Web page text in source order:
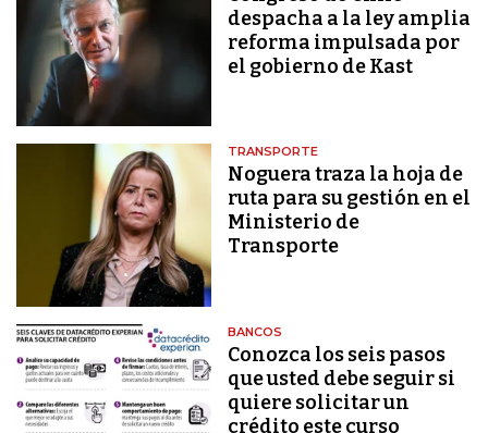
despacha a la ley amplia
reforma impulsada por
el gobierno de Kast
TRANSPORTE
Noguera traza la hoja de
ruta para su gestión en el
Ministerio de
Transporte
BANCOS
Conozca los seis pasos
que usted debe seguir si
quiere solicitar un
crédito este curso